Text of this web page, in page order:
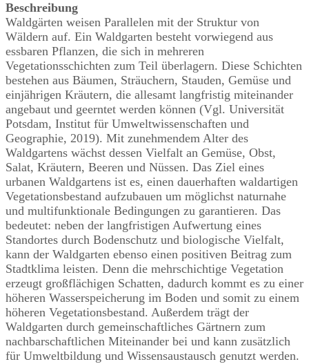
Beschreibung
Waldgärten weisen Parallelen mit der Struktur von
Wäldern auf. Ein Waldgarten besteht vorwiegend aus
essbaren Pflanzen, die sich in mehreren
Vegetationsschichten zum Teil überlagern. Diese Schichten
bestehen aus Bäumen, Sträuchern, Stauden, Gemüse und
einjährigen Kräutern, die allesamt langfristig miteinander
angebaut und geerntet werden können (Vgl. Universität
Potsdam, Institut für Umweltwissenschaften und
Geographie, 2019). Mit zunehmendem Alter des
Waldgartens wächst dessen Vielfalt an Gemüse, Obst,
Salat, Kräutern, Beeren und Nüssen. Das Ziel eines
urbanen Waldgartens ist es, einen dauerhaften waldartigen
Vegetationsbestand aufzubauen um möglichst naturnahe
und multifunktionale Bedingungen zu garantieren. Das
bedeutet: neben der langfristigen Aufwertung eines
Standortes durch Bodenschutz und biologische Vielfalt,
kann der Waldgarten ebenso einen positiven Beitrag zum
Stadtklima leisten. Denn die mehrschichtige Vegetation
erzeugt großflächigen Schatten, dadurch kommt es zu einer
höheren Wasserspeicherung im Boden und somit zu einem
höheren Vegetationsbestand. Außerdem trägt der
Waldgarten durch gemeinschaftliches Gärtnern zum
nachbarschaftlichen Miteinander bei und kann zusätzlich
für Umweltbildung und Wissensaustausch genutzt werden.